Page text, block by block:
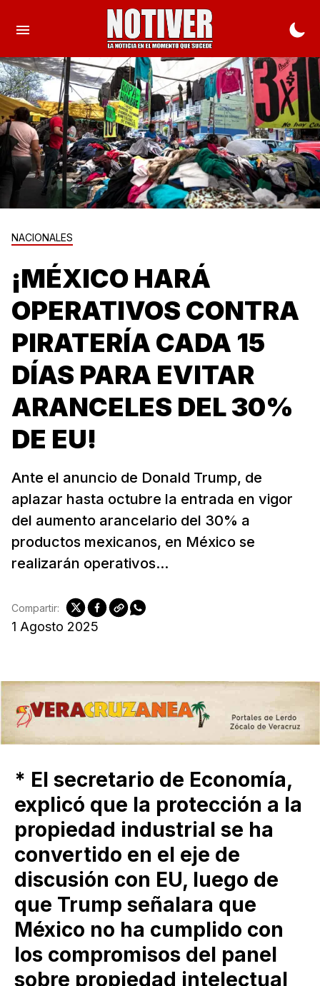
NACIONALES
¡MÉXICO HARÁ
OPERATIVOS CONTRA
PIRATERÍA CADA 15
DÍAS PARA EVITAR
ARANCELES DEL 30%
DE EU!
Ante el anuncio de Donald Trump, de
aplazar hasta octubre la entrada en vigor
del aumento arancelario del 30% a
productos mexicanos, en México se
realizarán operativos...
1 Agosto 2025
Compartir:
* El secretario de Economía,
explicó que la protección a la
propiedad industrial se ha
convertido en el eje de
discusión con EU, luego de
que Trump señalara que
México no ha cumplido con
los compromisos del panel
sobre propiedad intelectual